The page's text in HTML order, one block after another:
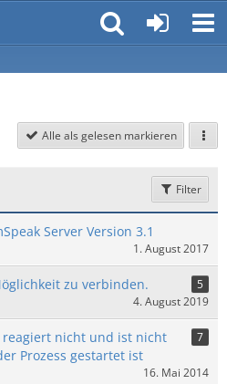
Alle als gelesen markieren
Filter
Server Version 3.1
1. August 2017
zu verbinden.
5
4. August 2019
reagiert nicht und ist nicht
Prozess gestartet ist
7
16. Mai 2014